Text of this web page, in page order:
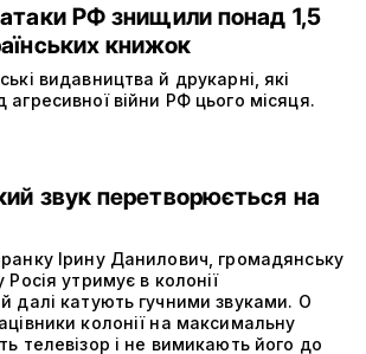
РФ знищили понад 1,5
книжок
видавництва й друкарні, які
війни РФ цього місяця.
звук перетворюється на
Ірину Данилович, громадянську
Росія утримує в колонії
далі катують гучними звуками. О
колонії на максимальну
телевізор і не вимикають його до